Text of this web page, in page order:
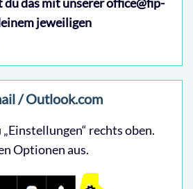
jeweiligen
/ Outlook.com
rechts oben.
Optionen aus.